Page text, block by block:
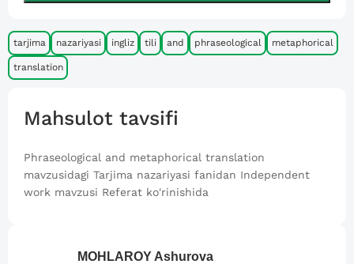
tarjima nazariyasi ingliz tili and phraseological metaphorical
translation
Mahsulot tavsifi
Phraseological and metaphorical translation
mavzusidagi Tarjima nazariyasi fanidan Independent
work mavzusi Referat ko'rinishida
MOHLAROY Ashurova